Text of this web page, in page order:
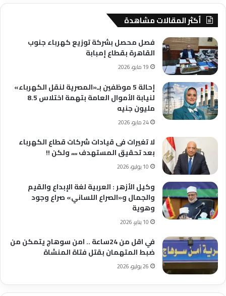
أكثر المقالات مشاهدة
فصل محصل بشركة توزيع كهرباء جنوب
القاهرة بقطاع إمبابة
19 مايو، 2026
إحالة 5 موظفين بـ«المصرية لنقل الكهرباء»
لنيابة الأموال العامة بتهمة اختلاس 8.5
مليون جنيه
24 مايو، 2026
لا تغيرات فى قيادات شركات قطاع الكهرباء
بعد تحقيق المستهدف ،،،، ولكن !!
10 يوليو، 2026
وكيل الأزهر : العربية لغة الإبداع والقيم
والجمال و«الصراع اللساني» صراع وجود
وهوية
10 يناير، 2026
في اقل من 24ساعة .. امن سوهاج يتمكن من
ضبط المتهمان بقتل فتاة المنشاة
26 يوليو، 2026